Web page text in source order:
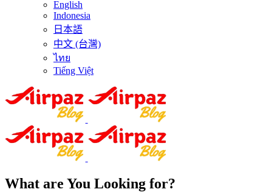
English
Indonesia
日本語
中文 (台灣)
ไทย
Tiếng Việt
What are You Looking for?